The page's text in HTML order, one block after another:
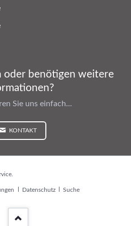
oder benötigen weitere
Sie uns einfach...
KONTAKT
Datenschutz Suche